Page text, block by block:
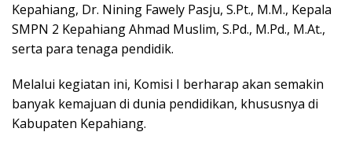
Kepahiang, Dr. Nining Fawely Pasju, S.Pt., M.M., Kepala
SMPN 2 Kepahiang Ahmad Muslim, S.Pd., M.Pd., M.At.,
serta para tenaga pendidik.
Melalui kegiatan ini, Komisi I berharap akan semakin
banyak kemajuan di dunia pendidikan, khususnya di
Kabupaten Kepahiang.